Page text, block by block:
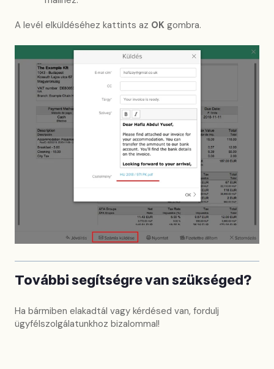
A levél elküldéséhez kattints az OK gombra.
További segítségre van szükséged?
Ha bármiben elakadtál vagy kérdésed van, fordulj
ügyfélszolgálatunkhoz bizalommal!